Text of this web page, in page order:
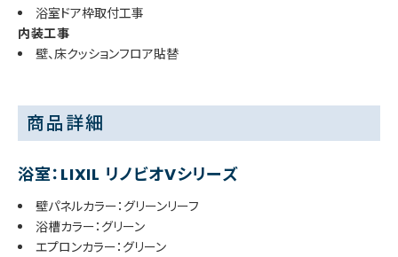
浴室ドア枠取付工事
内装工事
壁、床クッションフロア貼替
商品詳細
浴室：LIXIL リノビオVシリーズ
壁パネルカラー：グリーンリーフ
浴槽カラー：グリーン
エプロンカラー：グリーン